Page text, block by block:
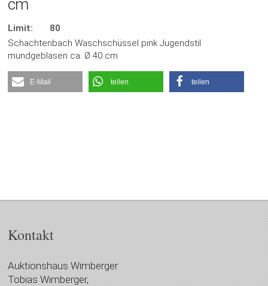
cm
Limit:
80
Schachtenbach Waschschüssel pink Jugendstil
mundgeblasen ca. Ø 40 cm
E-Mail teilen teilen
Kontakt
Auktionshaus Wimberger
Tobias Wimberger,